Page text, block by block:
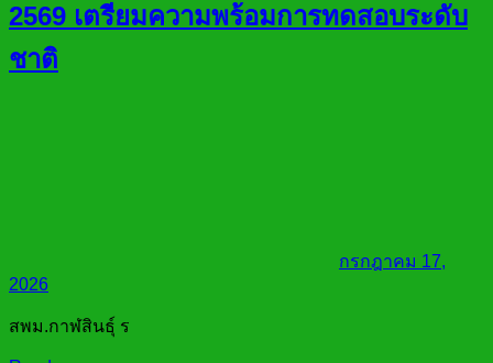
2569 เตรียมความพร้อมการทดสอบระดับ
ชาติ
กรกฎาคม 17,
2026
สพม.กาฬสินธุ์ ร